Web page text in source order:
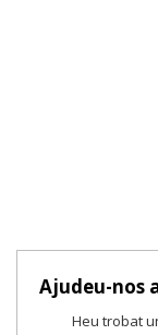
Ajudeu-nos
Heu trobat